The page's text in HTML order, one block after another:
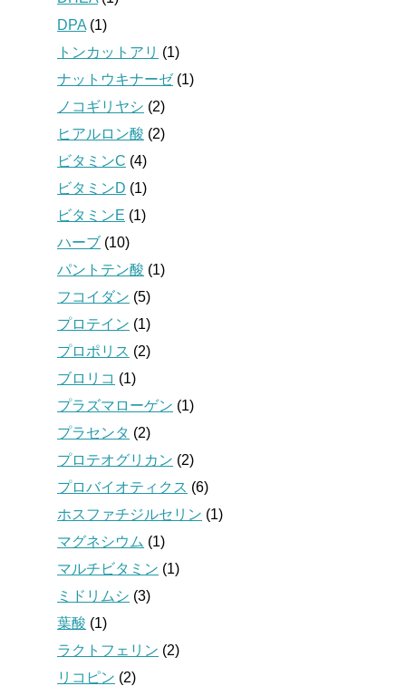
DPA (1)
トンカットアリ (1)
ナットウキナーゼ(1)
ノコギリヤシ (2)
ヒアルロン酸 (2)
ビタミンC (4)
ビタミンD (1)
ビタミンE (1)
ハーブ (10)
パントテン酸 (1)
フコイダン (5)
プロテイン (1)
プロポリス (2)
ブロリコ (1)
プラズマローゲン (1)
プラセンタ (2)
プロテオグリカン (2)
プロバイオティクス (6)
ホスファチジルセリン (1)
マグネシウム (1)
マルチビタミン (1)
ミドリムシ (3)
葉酸 (1)
ラクトフェリン (2)
リコピン (2)